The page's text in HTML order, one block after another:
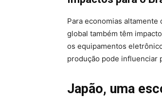
Para economias
global também têm
os equipamentos
produção pode influenciar
Japão, uma